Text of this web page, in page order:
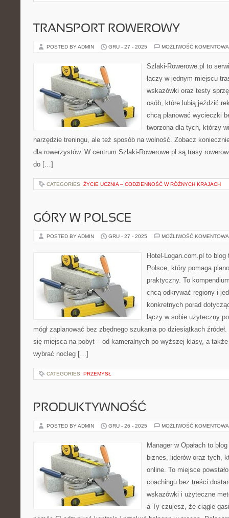
TRANSPORT ROWEROWY
POSTED BY ADMIN GRU - 27 - 2025 MOŻLIWOŚĆ
Szlaki-Rowerowe.pl to
łączy w jednym miejscu
wskazówki oraz testy
osób, które lubią jeździć
chcą planować wycieczki
tworzona dla tych, którzy
narzędzie treningu, ale też sposób na wolność. Zobacz
dla rowerzystów. W centrum Szlaki-Rowerowe.pl są trasy
do […]
CATEGORIES: ŻYCIE UCZNIA – CODZIENNOŚĆ W RÓŻNYCH KRAJACH
GÓRY W POLSCE
POSTED BY ADMIN GRU - 27 - 2025 MOŻLIWOŚĆ
Hotel-Logan.com.pl to
Polsce, który pomaga
praktyczny. To
chcą odkrywać regiony i
konkretnych porad
łączy w sobie użyteczny
mógł zaplanować bez zbędnego szukania po dziesiątkach
się miejsca na pobyt – od kameralnych po wyższej klasy, a
wybrać nocleg […]
CATEGORIES: PRZEMYSŁ
PRODUKTYWNOŚĆ
POSTED BY ADMIN GRU - 26 - 2025 MOŻLIWOŚĆ
Manager w Opałach to
biznes, liderów oraz tych,
online. To miejsce
coachingu bez treści
wskazówki i użyteczne
a Ty czujesz, że ciągle